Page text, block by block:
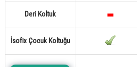
Deri Koltuk
İsofix Çocuk Koltuğu